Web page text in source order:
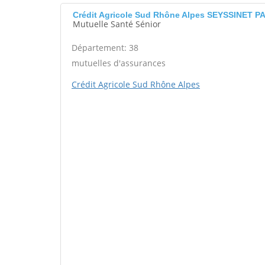
Crédit Agricole Sud Rhône Alpes SEYSSINET
Mutuelle Santé Sénior
Département: 38
mutuelles d'assurances
Crédit Agricole Sud Rhône Alpes